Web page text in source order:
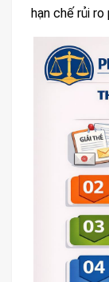
hạn chế rủi ro